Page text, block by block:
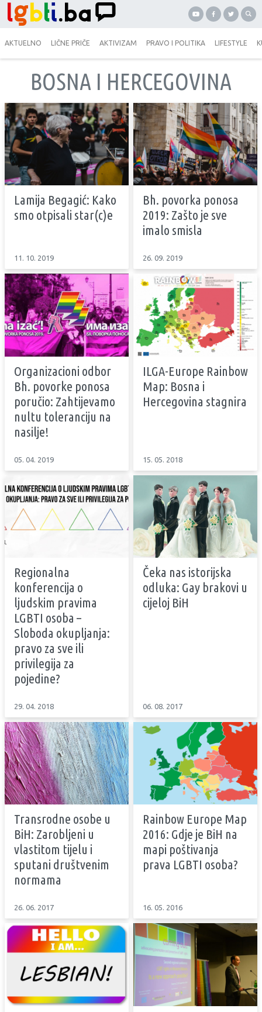
AKTUELNO LIČNE PRIČE AKTIVIZAM PRAVO I POLITIKA LIFESTYLE
BOSNA I HERCEGOVINA
Lamija Begagić: Kako
smo otpisali star(c)e
11. 10. 2019
Bh. povorka ponosa
2019: Zašto je sve
imalo smisla
26. 09. 2019
Organizacioni odbor
Bh. povorke ponosa
poručio: Zahtijevamo
nultu toleranciju na
nasilje!
05. 04. 2019
ILGA-Europe Rainbow
Map: Bosna i
Hercegovina stagnira
15. 05. 2018
Regionalna
konferencija o
ljudskim pravima
LGBTI osoba –
Sloboda okupljanja:
pravo za sve ili
privilegija za
pojedine?
29. 04. 2018
Čeka nas istorijska
odluka: Gay brakovi u
cijeloj BiH
06. 08. 2017
Transrodne osobe u
BiH: Zarobljeni u
vlastitom tijelu i
sputani društvenim
normama
26. 06. 2017
Rainbow Europe Map
2016: Gdje je BiH na
mapi poštivanja
prava LGBTI osoba?
16. 05. 2016